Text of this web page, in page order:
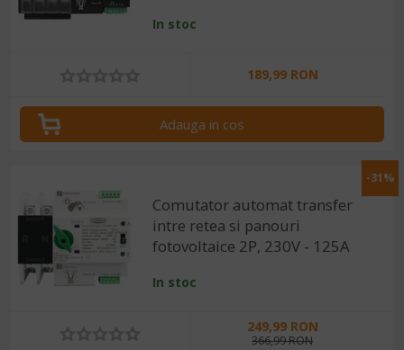
In stoc
189,99 RON
Adauga in cos
-31%
Comutator automat transfer
intre retea si panouri
fotovoltaice 2P, 230V - 125A
In stoc
249,99 RON
366,99 RON